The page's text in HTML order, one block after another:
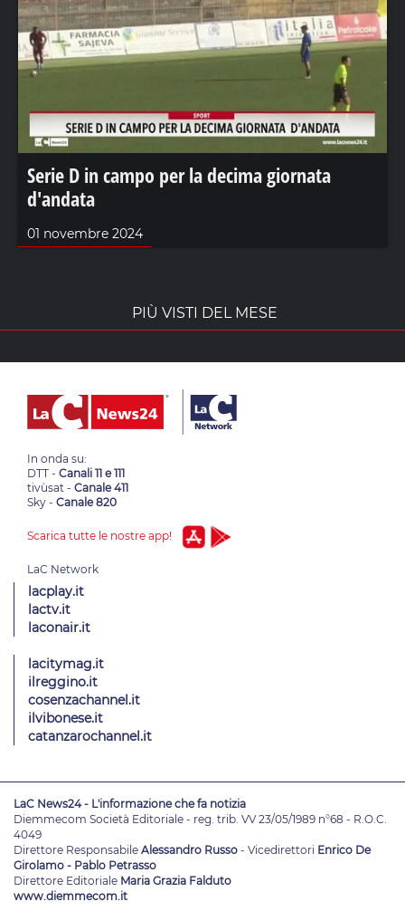
Serie D in campo per la decima giornata
d'andata
01 novembre 2024
PIÙ VISTI DEL MESE
In onda su:
DTT - Canali 11 e 111
tivùsat - Canale 411
Sky - Canale 820
Scarica tutte le nostre app!
lacplay.it
lactv.it
laconair.it
lacitymag.it
ilreggino.it
cosenzachannel.it
ilvibonese.it
catanzarochannel.it
LaC News24 - L'informazione che fa notizia
Diemmecom Società Editoriale - reg. trib. VV 23/05/1989 n°68 - R.O.C.
4049
Direttore Responsabile Alessandro Russo - Vicedirettori Enrico De
Girolamo - Pablo Petrasso
Direttore Editoriale Maria Grazia Falduto
www.diemmecom.it